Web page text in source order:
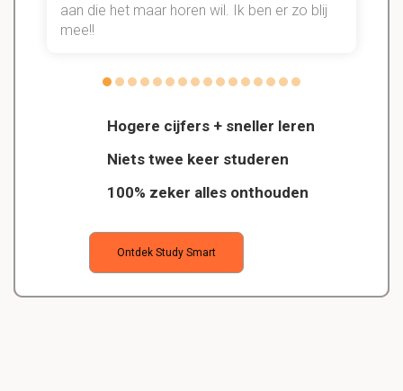
Hogere cijfers + sneller leren
Niets twee keer studeren
100% zeker alles onthouden
Ontdek Study Smart
aan die het maar horen wil. Ik ben er zo blij
mee!!